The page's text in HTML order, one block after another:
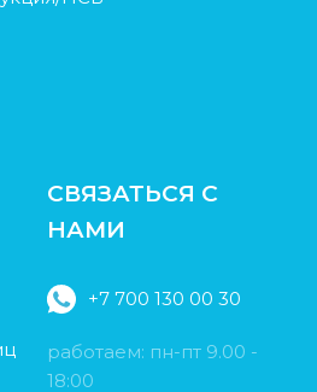
СВЯЗАТЬСЯ С
НАМИ
+7 700 130 00 30
работаем: пн-пт 9.00 -
18:00